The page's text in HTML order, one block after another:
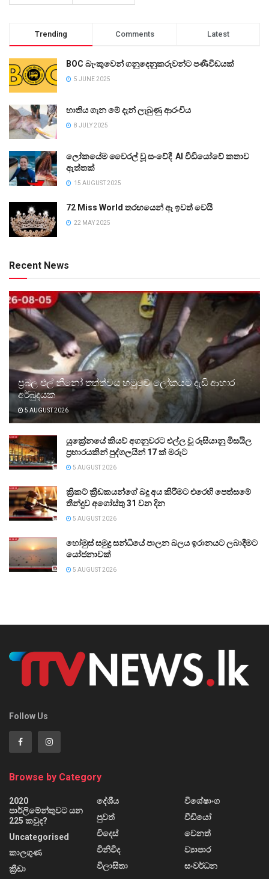
Trending Comments Latest
BOC බැංකුවෙන් ගනුදෙනුකරුවන්ට පණිවිඩයක්
5 JUNE 2025
භාතිය ගැන මේ දැන් ලැබුණු ආරංචිය
8 JULY 2025
ලෝකයේම වෛරල් වූ සංවේදී AI වීඩියෝවේ කතාව
ඇත්තක්
15 AUGUST 2025
72 Miss World තරඟයෙන් ඈ ඉවත් වෙයි
22 MAY 2025
Recent News
ප්‍රබල එල් නීනෝ තත්ත්වය හමුවේ ලෝකයට දැඩි ආහාර
අර්බුදයක
5 AUGUST 2026
යුක්‍රේනයේ කියව් අගනුවරට එල්ල වූ රුසියානු මිසයිල
ප්‍රහාරයකින් පුද්ගලයින් 17 ක් මරුට
5 AUGUST 2026
ක්‍රිකට් ක්‍රීඩකයන්ගේ බදු අය කිරීමට එරෙහි පෙත්සමේ
තීන්දුව අගෝස්තු 31 වන දින
5 AUGUST 2026
හෝමුස් සමුද්‍ර සන්ධියේ පාලන බලය ඉරානයට ලබාදීමට
යෝජනාවක්
5 AUGUST 2026
Follow Us
Browse by Category
2020
පාර්ලිමේන්තුවට යන
225 කවුද?
Uncategorised
කාලගුණ
ක්‍රීඩා
දේශීය
පුවත්
විදෙස්
විනිවිද
විලාසිතා
විශේෂාංග
වීඩියෝ
වෙනත්
ව්‍යාපාර
සංවර්ධන